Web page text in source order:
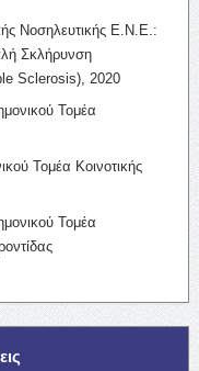
Νοσηλευτικής Ε.Ν.Ε.:
Σκλήρυνση
Sclerosis), 2020
Τομέα
Τομέα Κοινοτικής
Τομέα